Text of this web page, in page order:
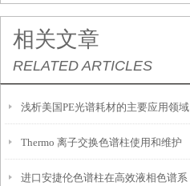
相关文章
RELATED ARTICLES
浅析美国PE光谱耗材的主要应用领域
和行业
Thermo 离子交换色谱柱使用和维护
说明
进口安捷伦色谱柱在高效液相色谱系